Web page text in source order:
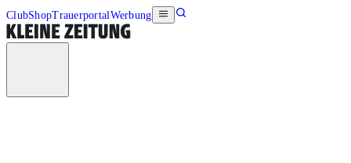
ClubShopTrauerportalWerbung